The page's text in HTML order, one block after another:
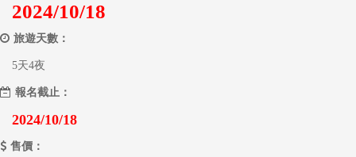
2024/10/18
旅遊天數：
5天4夜
報名截止：
2024/10/18
售價：